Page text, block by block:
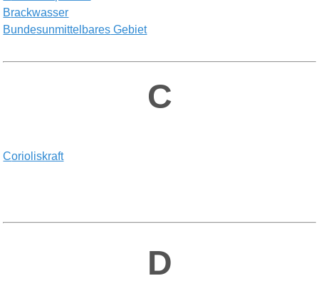
Brackwasser
Bundesunmittelbares Gebiet
C
Corioliskraft
D